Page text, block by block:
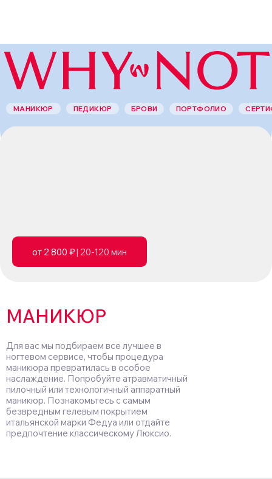
ПЕДИКЮР
МАНИКЮР БРОВИ ПОРТФОЛИО
МАНИКЮР
Для вас мы подбираем все лучшее в
ногтевом сервисе, чтобы процедура
маникюра превратилась в особое
наслаждение. Попробуйте атравматичный
пилочный или технологичный аппаратный
маникюр. Познакомьтесь с самым
безвредным гелевым покрытием
итальянской марки Федуа или отдайте
предпочтение классическому Люксио.
от 2 800 ₽| 20-120 мин